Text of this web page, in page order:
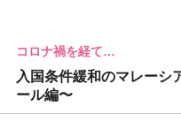
コロナ禍を経て…
入国条件緩和のマレーシ
ール編〜